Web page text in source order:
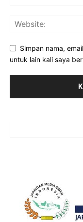
Simpan nama,
untuk lain kali saya